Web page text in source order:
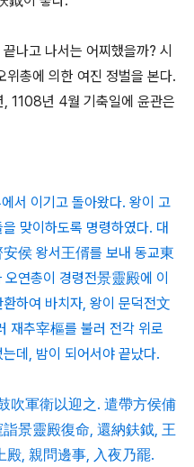
나고 나서는 어찌했을까? 시
위총에 의한 여진 정벌을 본다.
1108년 4월 기축일에 윤관은
서 이기고 돌아왔다. 왕이 고
맞이하도록 명령하였다. 대
侯 왕서王偦를 보내 동교東
연총이 경령전景靈殿에 이
하여 바치자, 왕이 문덕전文
재추宰樞를 불러 전각 위로
데, 밤이 되어서야 끝났다.
吹軍衛以迎之. 遣帶方侯俌
詣景靈殿復命, 還納鈇鉞, 王
殿, 親問邊事, 入夜乃罷.